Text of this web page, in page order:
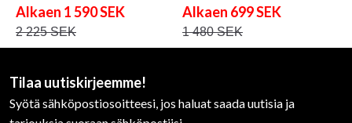
Alkaen 1 590 SEK
2 225 SEK
Alkaen 699 SEK
1 480 SEK
Tilaa uutiskirjeemme!
Syötä sähköpostiosoitteesi, jos haluat saada uutisia ja